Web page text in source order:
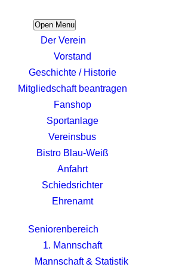
Open Menu
Der Verein
Vorstand
Geschichte / Historie
Mitgliedschaft beantragen
Fanshop
Sportanlage
Vereinsbus
Bistro Blau-Weiß
Anfahrt
Schiedsrichter
Ehrenamt
Seniorenbereich
1. Mannschaft
Mannschaft & Statistik